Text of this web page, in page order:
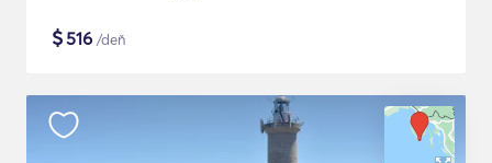
$516 /deň